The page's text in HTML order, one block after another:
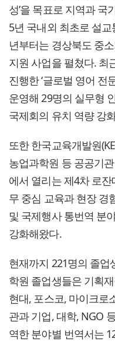
성’을 목표로 지역과 국
5년 국내외 최초로 설
년부터는 경상북도 중
지원 사업을 펼쳤다. 최
진행한 ‘글로벌 영어 전
운영해 29명의 실무형
국제회의 유치 역량 강
또한 한국교육개발원
농업과학원 등 공공기
에서 열리는 제4차 로
무 중심 교육과 현장 경
및 국제행사 통번역 분
강화해왔다.
현재까지 221명의 졸
학원 졸업생들은 기획
현대, 포스코, 마이크로
관과 기업, 대학, NGO
역한 분야별 번역서는